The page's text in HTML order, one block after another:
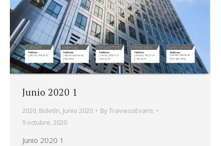
Junio 2020 1
2020, Boletín, Junio 2020 ByTraviesoEvans
9 octubre, 2020
Junio 2020 1